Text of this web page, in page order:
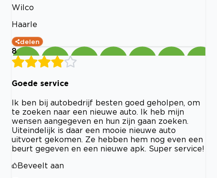
Wilco
Haarle
delen
8
Goede service
Ik ben bij autobedrijf besten goed geholpen, om
te zoeken naar een nieuwe auto. Ik heb mijn
wensen aangegeven en hun zijn gaan zoeken.
Uiteindelijk is daar een mooie nieuwe auto
uitvoert gekomen. Ze hebben hem nog even een
beurt gegeven en een nieuwe apk. Super service!
Beveelt aan